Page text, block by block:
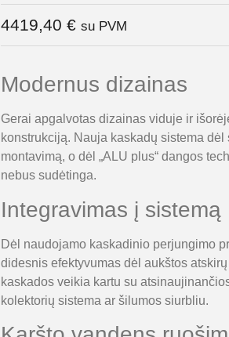
4419,40 € su PVM
Modernus dizainas
Gerai apgalvotas dizainas viduje ir
konstrukciją. Nauja kaskadų sistema
montavimą, o dėl „ALU plus“ dangos
nebus sudėtinga.
Integravimas į sistemą
Dėl naudojamo kaskadinio perjungimo
didesnis efektyvumas dėl aukštos
kaskados veikia kartu su
kolektorių sistema ar šilumos siurbliu.